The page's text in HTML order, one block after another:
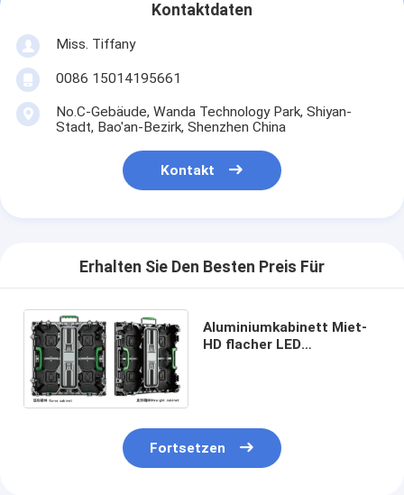
Kontaktdaten
Miss. Tiffany
0086 15014195661
No.C-Gebäude, Wanda Technology Park, Shiyan-
Stadt, Bao'an-Bezirk, Shenzhen China
Kontakt
Erhalten Sie Den Besten Preis Für
Aluminiumkabinett Miet-
HD flacher LED
Fortsetzen